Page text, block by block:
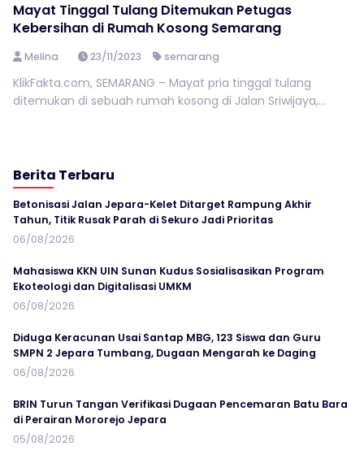
Mayat Tinggal Tulang Ditemukan Petugas
Kebersihan di Rumah Kosong Semarang
Melina 23/11/2023 semarang
KlikFakta.com, SEMARANG – Mayat pria tinggal tulang
ditemukan di sebuah rumah kosong di Jalan Sriwijaya,...
Berita Terbaru
Betonisasi Jalan Jepara-Kelet Ditarget Rampung Akhir
Tahun, Titik Rusak Parah di Sekuro Jadi Prioritas
06/08/2026
Mahasiswa KKN UIN Sunan Kudus Sosialisasikan Program
Ekoteologi dan Digitalisasi UMKM
06/08/2026
Diduga Keracunan Usai Santap MBG, 123 Siswa dan Guru
SMPN 2 Jepara Tumbang, Dugaan Mengarah ke Daging
06/08/2026
BRIN Turun Tangan Verifikasi Dugaan Pencemaran Batu Bara
di Perairan Mororejo Jepara
05/08/2026